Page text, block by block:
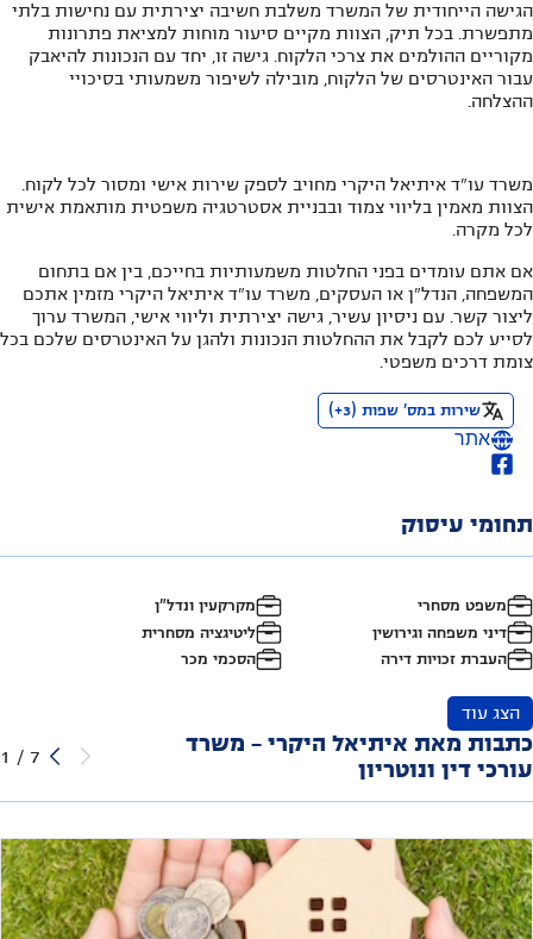
הגישה הייחודית של המשרד משלבת חשיבה יצירתית עם נחישות בלתי
מתפשרת. בכל תיק, הצוות מקיים סיעור מוחות למציאת פתרונות
מקוריים ההולמים את צרכי הלקוח. גישה זו, יחד עם הנכונות להיאבק
עבור האינטרסים של הלקוח, מובילה לשיפור משמעותי בסיכויי
ההצלחה.
משרד עו"ד איתיאל היקרי מחויב לספק שירות אישי ומסור לכל לקוח.
הצוות מאמין בליווי צמוד ובבניית אסטרטגיה משפטית מותאמת אישית
לכל מקרה.
אם אתם עומדים בפני החלטות משמעותיות בחייכם, בין אם בתחום
המשפחה, הנדל"ן או העסקים, משרד עו"ד איתיאל היקרי מזמין אתכם
ליצור קשר. עם ניסיון עשיר, גישה יצירתית וליווי אישי, המשרד ערוך
לסייע לכם לקבל את ההחלטות הנכונות ולהגן על האינטרסים שלכם בכל
צומת דרכים משפטי.
שירות במס' שפות (
3
+)
אתר
תחומי עיסוק
משפט מסחרי
מקרקעין ונדל"ן
דיני משפחה וגירושין
ליטיגציה מסחרית
העברת זכויות דירה
הסכמי מכר
הצג עוד
כתבות מאת איתיאל היקרי - משרד
עורכי דין ונוטריון
7
/
1